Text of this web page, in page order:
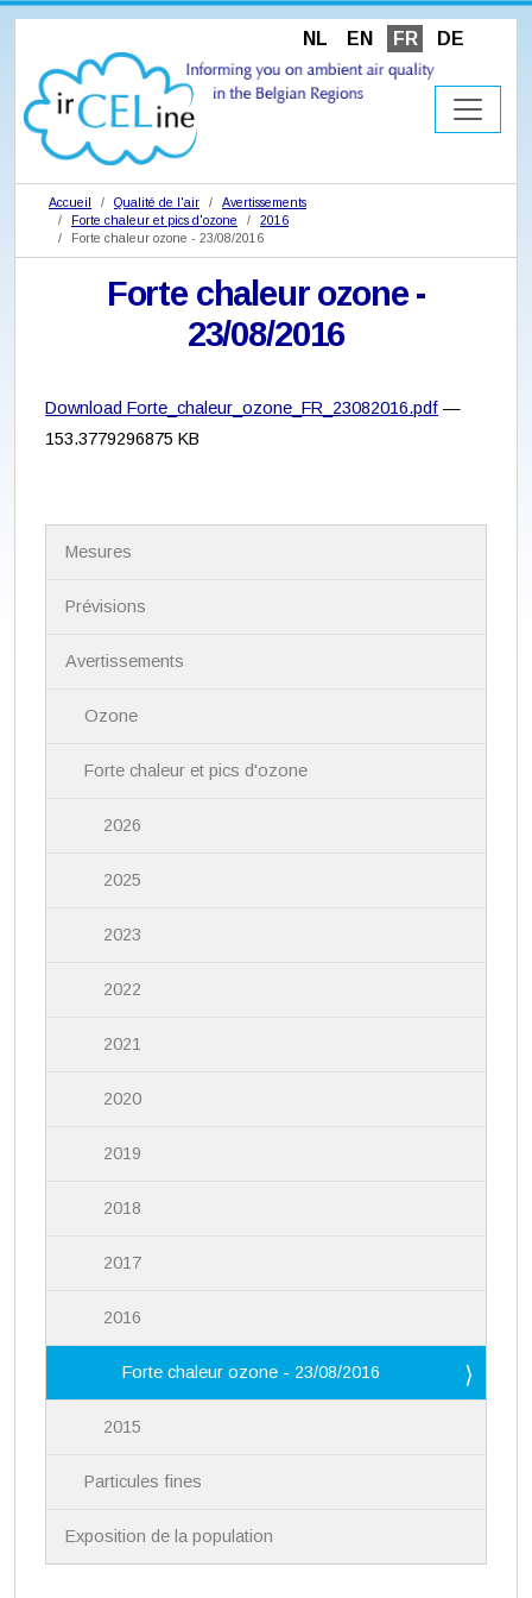
NL EN FR DE
Accueil Qualité de l'air
Avertissements
Forte chaleur et pics d'ozone
2016
Forte chaleur ozone - 23/08/2016
Forte chaleur ozone -
23/08/2016
Download Forte_chaleur_ozone_FR_23082016.pdf —
153.3779296875 KB
Mesures
Prévisions
Avertissements
Ozone
Forte chaleur et pics d'ozone
2026
2025
2023
2022
2021
2020
2019
2018
2017
2016
Forte chaleur ozone - 23/08/2016
2015
Particules fines
Exposition de la population